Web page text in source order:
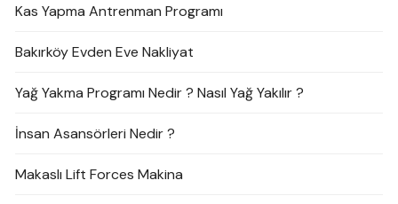
Kas Yapma Antrenman Programı
Bakırköy Evden Eve Nakliyat
Yağ Yakma Programı Nedir ? Nasıl Yağ Yakılır ?
İnsan Asansörleri Nedir ?
Makaslı Lift Forces Makina